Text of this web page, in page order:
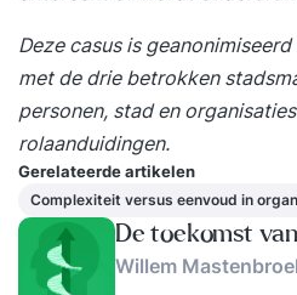
Deze casus is
met de drie betrokken
personen, stad en
rolaanduidingen.
Gerelateerde artikelen
Complexiteit versus eenvoud in
De toekomst
Willem